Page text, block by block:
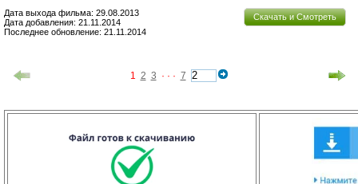
Скачать и Смотреть
Дата выхода фильма: 29.08.2013
Дата добавления: 21.11.2014
Последнее обновление: 21.11.2014
1 2 3 · · · 7